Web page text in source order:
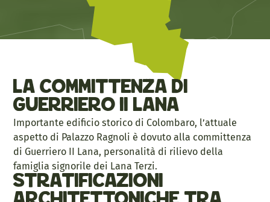
La committenza di
Guerriero II Lana
Importante edificio storico di Colombaro, l’attuale
aspetto di Palazzo Ragnoli è dovuto alla committenza
di Guerriero II Lana, personalità di rilievo della
famiglia signorile dei Lana Terzi.
Stratificazioni